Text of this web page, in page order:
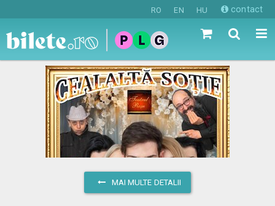
RO EN HU contact
MAI MULTE DETALII